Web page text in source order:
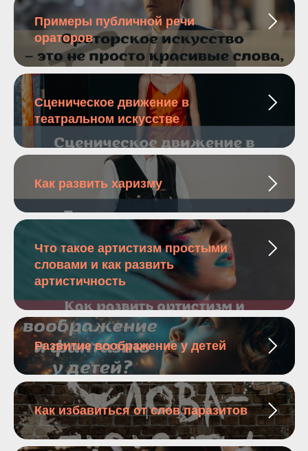
Примеры публичной речи
ораторов
Сценическое движение в
театральном искусстве
Как развить харизму
Что такое артистизм простыми
словами и как развить
артистичность
Развитие воображение у детей
Как избавиться от слов паразитов